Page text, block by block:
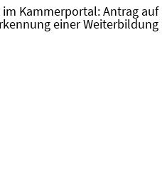
im Kammerportal: Antrag auf
einer Weiterbildung